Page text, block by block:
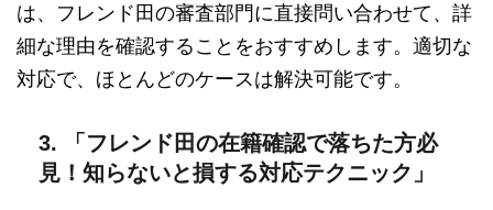
は、フレンド田の審査部門に直接問い合わせて、詳
細な理由を確認することをおすすめします。適切な
対応で、ほとんどのケースは解決可能です。
3. 「フレンド田の在籍確認で落ちた方必
見！知らないと損する対応テクニック」